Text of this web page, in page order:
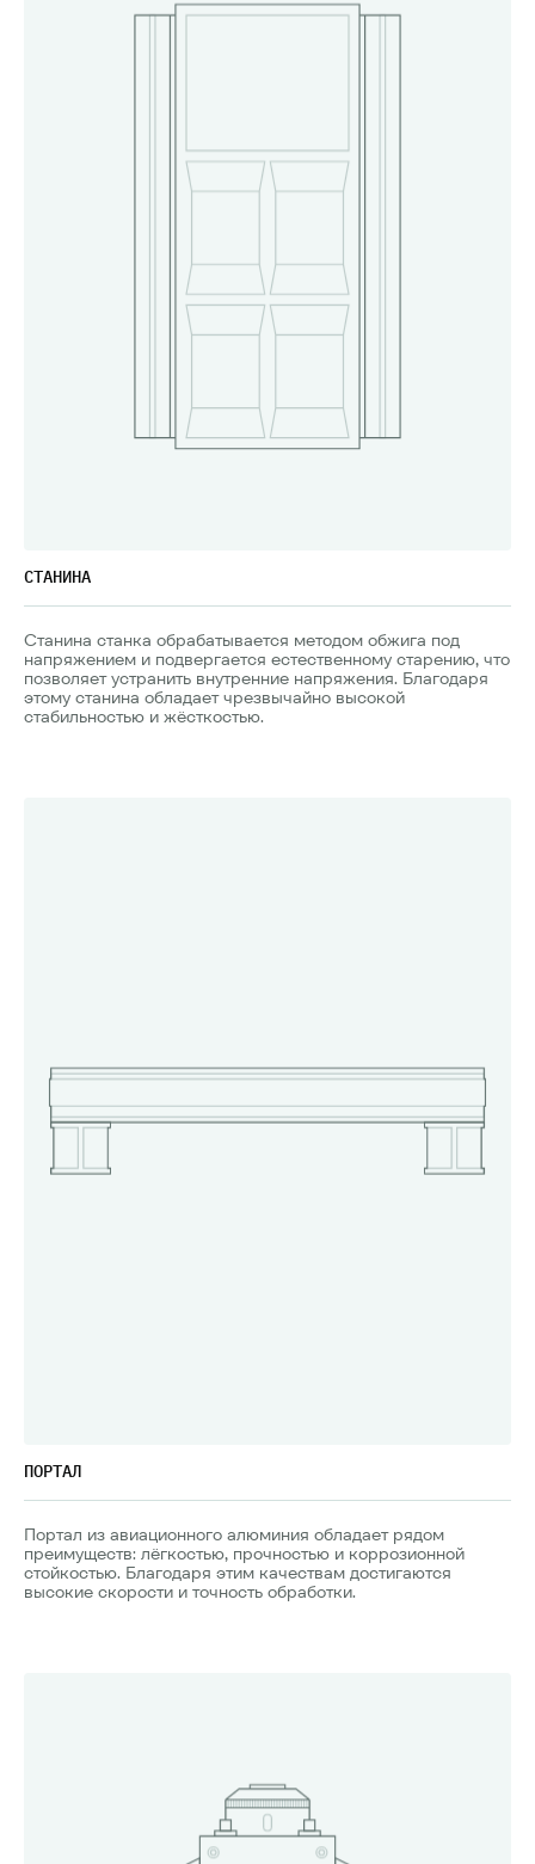
СТАНИНА
Станина станка обрабатывается методом обжига под
напряжением и подвергается естественному старению, что
позволяет устранить внутренние напряжения. Благодаря
этому станина обладает чрезвычайно высокой
стабильностью и жёсткостью.
ПОРТАЛ
Портал из авиационного алюминия обладает рядом
преимуществ: лёгкостью, прочностью и коррозионной
стойкостью. Благодаря этим качествам достигаются
высокие скорости и точность обработки.